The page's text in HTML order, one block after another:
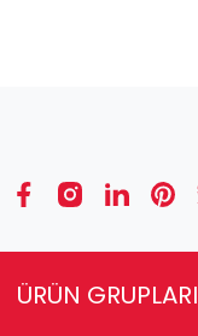
ÜRÜN GRUPLARI